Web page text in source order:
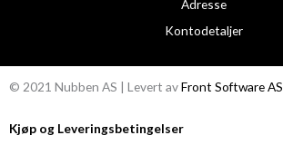
Adresse
Kontodetaljer
© 2021 Nubben AS | Levert avFront Software AS
Kjøp og Leveringsbetingelser